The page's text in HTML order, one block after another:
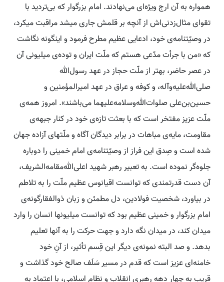
همواره به آن ارج ویژه‌ای می‌نهادند. امام بزرگوار که بی‌تردید با
تقوای مثال‌زدنی‌اش از آنچه بر قلمش جاری میشد مراقبت میکرد،
در وصیّتنامه‌ی خود، ادعایی عظیم مطرح فرمود و اینگونه نگاشت
که «من با جرأت مدّعی هستم که ملّت ایران و توده‌ی میلیونی آن
در عصر حاضر، بهتر از ملّت حجاز در عهد رسول‌الله
صلی‌الله‌علیه‌وآله، و کوفه و عراق در عهد امیرالمؤمنین و
حسین‌بن‌علی صلوات‌الله‌وسلامه‌علیهما می‌باشند». امروز همه‌ی
ملّت عزیز مفتخر است که با بعثت تازه‌ی خود در کنار جبهه‌ی
مقاومت، مایه‌ی مباهات در برابر دیدگان آگاه و ملّتهای آزاده جهان
شده است و صِدق این فراز از وصیّتنامه‌ی امام خمینی را دوباره
جلوه‌گر نموده است. به تعبیر رهبر شهید اعلی‌الله‌مقامه‌الشریف،
آن دست قدرتمندی که توانست اقیانوس عظیم ملّت را به تلاطم
در بیاورد، شخصیت فولادین، دل مطمئن و زبان ذوالفقارگونه‌ی
امام بزرگوار و خمینی عظیم بود که توانست میلیونها انسان را وارد
میدان کند، در میدان نگه دارد و جهت حرکت را به آنها تعلیم
بدهد. و صد البته نمونه‌ی دیگر این قِسم تأثیر، از آنِ خود
خامنه‌ای عزیز است که قدم در مسیر سَلَف صالح خود گذاشت و
قریب به چهار دهه رهبری انقلاب و نظام اسلامی، با اعتماد به